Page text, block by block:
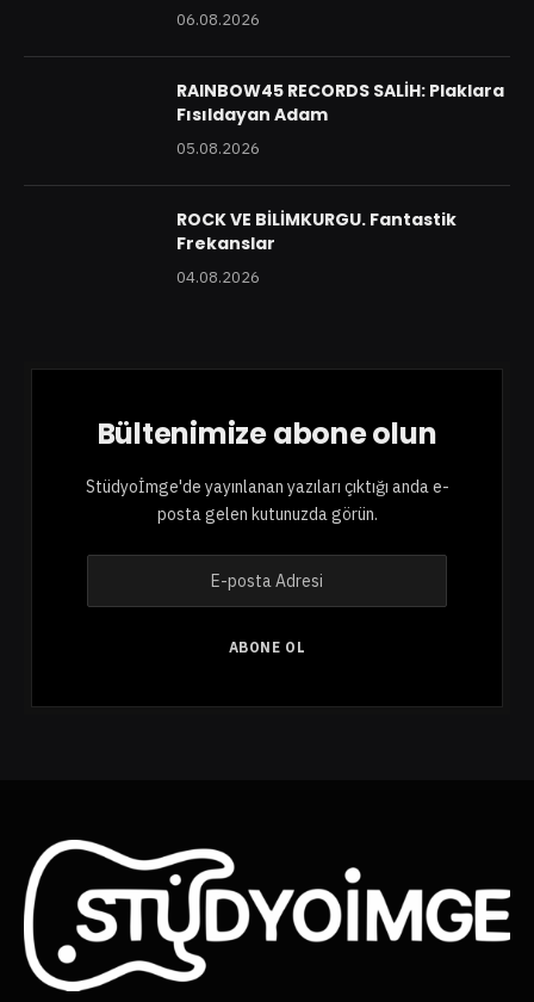
06.08.2026
RAINBOW45 RECORDS SALİH: Plaklara
Fısıldayan Adam
05.08.2026
ROCK VE BİLİMKURGU. Fantastik
Frekanslar
04.08.2026
Bültenimize abone olun
Stüdyoİmge'de yayınlanan yazıları çıktığı anda e-
posta gelen kutunuzda görün.
s
ABONE OL